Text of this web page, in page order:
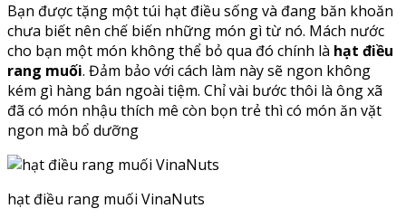
Bạn được tặng một túi hạt điều sống và đang băn khoăn
chưa biết nên chế biến những món gì từ nó. Mách nước
cho bạn một món không thể bỏ qua đó chính là hạt điều
rang muối. Đảm bảo với cách làm này sẽ ngon không
kém gì hàng bán ngoài tiệm. Chỉ vài bước thôi là ông xã
đã có món nhậu thích mê còn bọn trẻ thì có món ăn vặt
ngon mà bổ dưỡng
hạt điều rang muối VinaNuts